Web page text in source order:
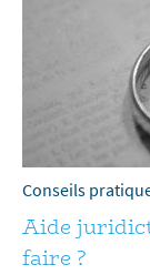
Conseils
Aide
faire ?